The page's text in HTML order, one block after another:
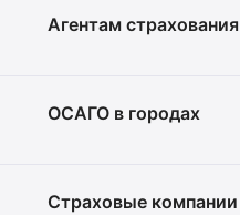
Агентам страхования
ОСАГО в городах
Страховые компании